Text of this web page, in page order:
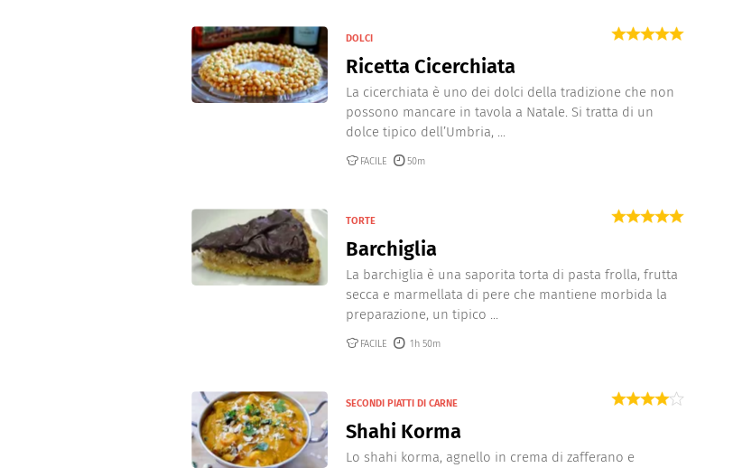
DOLCI
Ricetta Cicerchiata
La cicerchiata è uno dei dolci della tradizione che non
possono mancare in tavola a Natale. Si tratta di un
dolce tipico dell’Umbria, ...
FACILE 50m
TORTE
Barchiglia
La barchiglia è una saporita torta di pasta frolla, frutta
secca e marmellata di pere che mantiene morbida la
preparazione, un tipico ...
FACILE 1h 50m
SECONDI PIATTI DI CARNE
Shahi Korma
Lo shahi korma, agnello in crema di zafferano e